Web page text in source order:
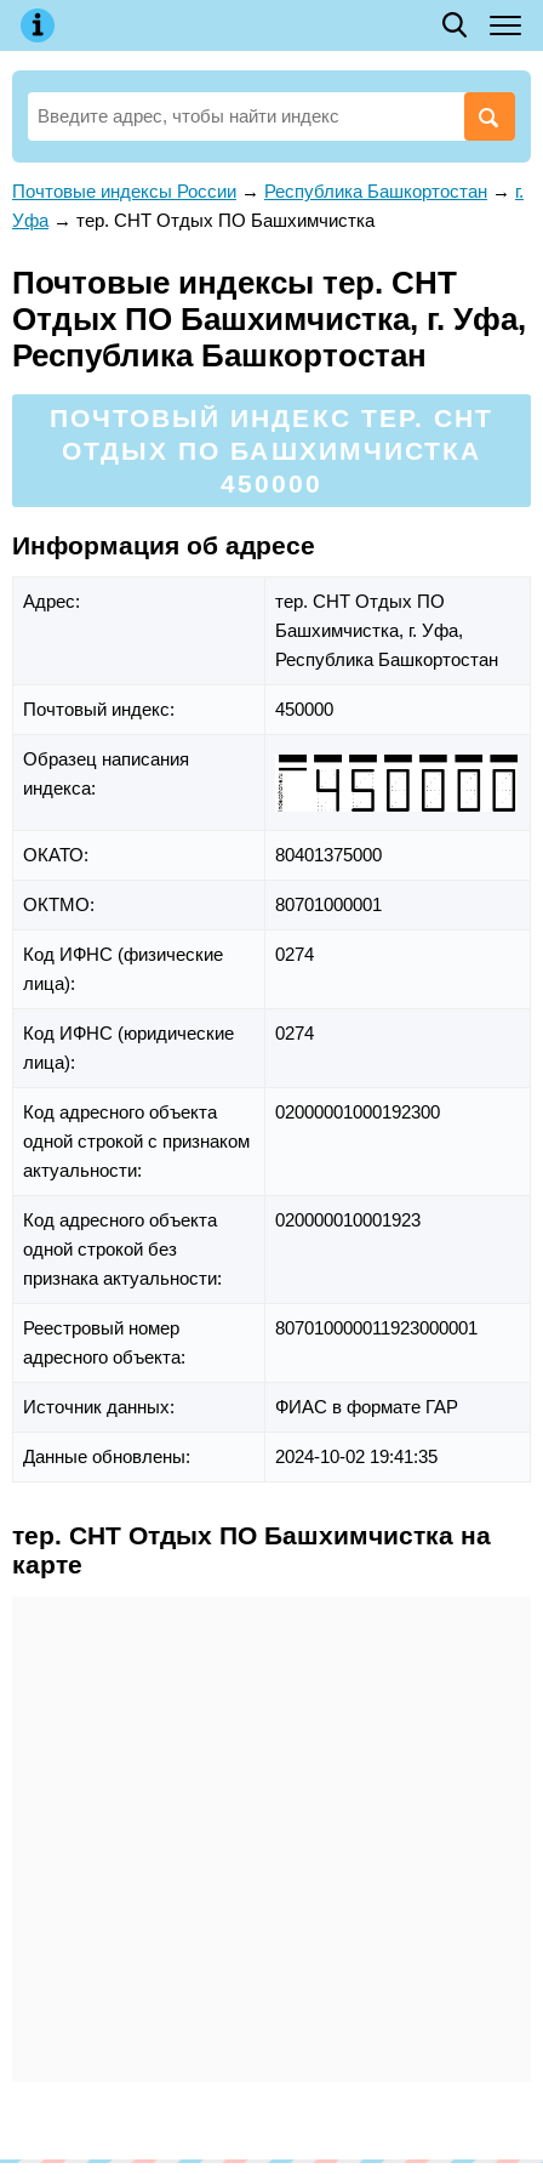
Почтовые индексы России → Республика Башкортостан → г.
Уфа → тер. СНТ Отдых ПО Башхимчистка
Почтовые индексы тер. СНТ
Отдых ПО Башхимчистка, г. Уфа,
Республика Башкортостан
ПОЧТОВЫЙ ИНДЕКС ТЕР. СНТ
ОТДЫХ ПО БАШХИМЧИСТКА
450000
Информация об адресе
Адрес:
тер. СНТ Отдых ПО
Башхимчистка, г. Уфа,
Республика Башкортостан
Почтовый индекс: 450000
Образец написания
индекса:
ОКАТО: 80401375000
ОКТМО: 80701000001
Код ИФНС (физические
лица):
0274
Код ИФНС (юридические
лица):
0274
Код адресного объекта
одной строкой с признаком
актуальности:
02000001000192300
Код адресного объекта
одной строкой без
признака актуальности:
020000010001923
Реестровый номер
адресного объекта:
807010000011923000001
Источник данных: ФИАС в формате ГАР
Данные обновлены: 2024-10-02 19:41:35
тер. СНТ Отдых ПО Башхимчистка на
карте